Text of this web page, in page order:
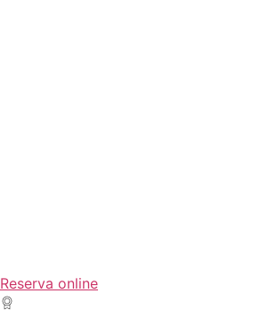
Reserva online